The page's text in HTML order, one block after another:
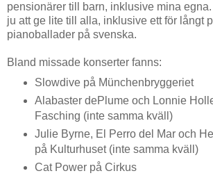
pensionärer till barn, inklusive mina
ju att ge lite till alla, inklusive ett för långt
pianoballader på svenska.
Bland missade konserter fanns:
Slowdive på Münchenbryggeriet
Alabaster dePlume och Lonnie
Fasching (inte samma kväll)
Julie Byrne, El Perro del Mar och
på Kulturhuset (inte samma kväll)
Cat Power på Cirkus